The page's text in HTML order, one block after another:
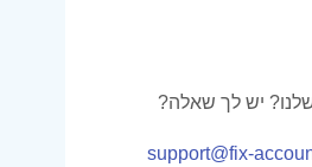
יש לך שאלה?
support@fix-